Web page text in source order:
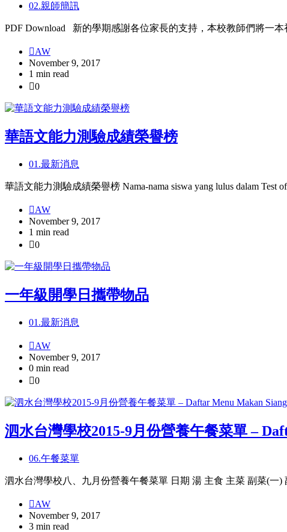
02.親師簡訊
PDF Download 新的學期感謝各位家長的支持，本校教師們將一
AW
November 9, 2017
1 min read
0
華語文能力測驗成績榮譽榜
01.最新消息
華語文能力測驗成績榮譽榜 Nama-nama siswa yang lulus dalam Test
AW
November 9, 2017
1 min read
0
一年級開學日攜帶物品
01.最新消息
AW
November 9, 2017
0 min read
0
泗水台灣學校2015-9月份營養午餐菜單 –
06.午餐菜單
泗水台灣學校八、九月份營養午餐菜單 日期 湯 主食 主菜 副菜(一)
AW
November 9, 2017
3 min read